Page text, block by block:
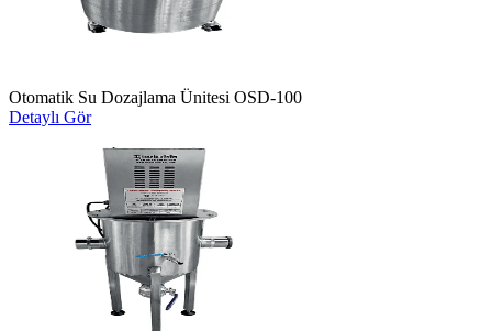
Otomatik Su Dozajlama Ünitesi OSD-100
Detaylı Gör